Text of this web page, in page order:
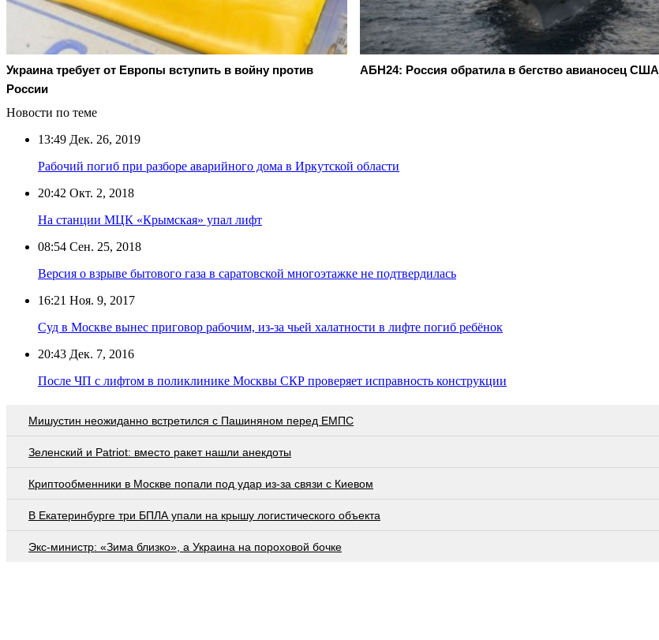
Украина требует от Европы вступить в войну против
России
АБН24: Россия обратила в бегство авианосец США
Новости по теме
13:49 Дек. 26, 2019
Рабочий погиб при разборе аварийного дома в Иркутской области
20:42 Окт. 2, 2018
На станции МЦК «Крымская» упал лифт
08:54 Сен. 25, 2018
Версия о взрыве бытового газа в саратовской многоэтажке не подтвердилась
16:21 Ноя. 9, 2017
Суд в Москве вынес приговор рабочим, из-за чьей халатности в лифте погиб ребёнок
20:43 Дек. 7, 2016
После ЧП с лифтом в поликлинике Москвы СКР проверяет исправность конструкции
Мишустин неожиданно встретился с Пашиняном перед ЕМПС
Зеленский и Patriot: вместо ракет нашли анекдоты
Криптообменники в Москве попали под удар из-за связи с Киевом
В Екатеринбурге три БПЛА упали на крышу логистического объекта
Экс-министр: «Зима близко», а Украина на пороховой бочке